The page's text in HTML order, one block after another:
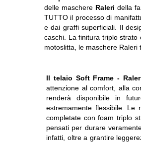
delle maschere Raleri della
TUTTO il processo di
e dai graffi superficiali. Il
caschi. La finitura triplo
motoslitta, le maschere
Il telaio Soft Frame -
attenzione al comfort, alla
renderà disponibile in
estremamente flessibile. Le
completate con foam triplo
pensati per durare
infatti, oltre a grantire